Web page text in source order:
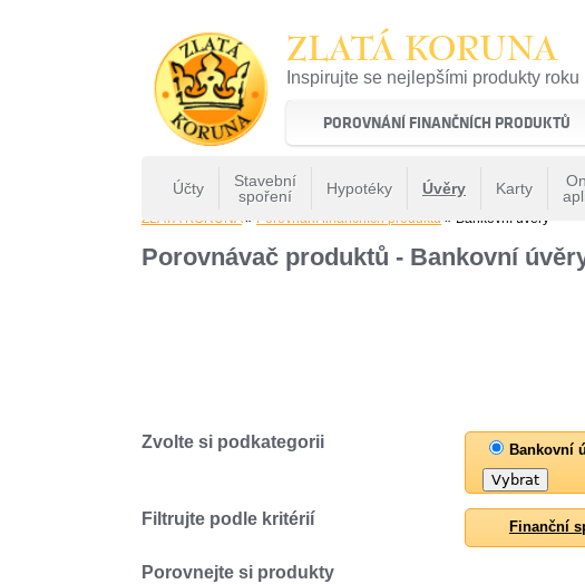
ZLATÁ KORUNA
Inspirujte se nejlepšími produkty roku
22 let tradice a kvality na finančním
POROVNÁNÍ FINANČNÍCH PRODUKTŮ
Účty
Stavební
spoření
Hypotéky Úvěry Karty
ZLATÁ KORUNA» Porovnání finančních produktů » Bankovní úvěry
Porovnávač produktů - Bankovní
Zvolte si podkategorii Bankovní
Filtrujte podle kritérií Finanční
Porovnejte si produkty